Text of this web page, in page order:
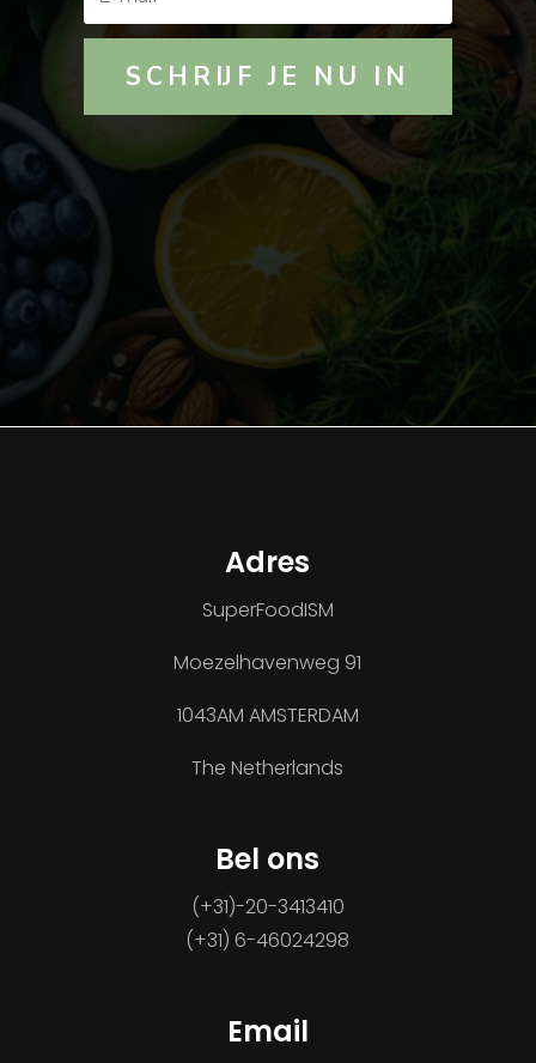
SCHRIJF JE NU IN
Adres
SuperFoodISM
Moezelhavenweg 91
1043AM AMSTERDAM
The Netherlands
Bel ons
(+31)-20-3413410
(+31) 6-46024298
Email